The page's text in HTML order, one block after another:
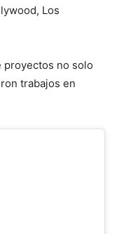
Los
proyectos no solo
trabajos en